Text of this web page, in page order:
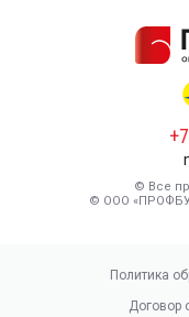
© Все
© ООО
Политика
Договор